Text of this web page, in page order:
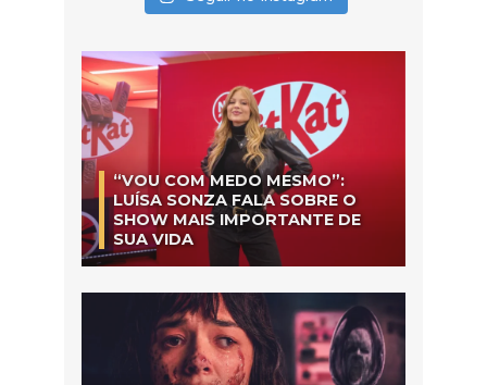
“VOU COM MEDO MESMO”:
LUÍSA SONZA FALA SOBRE O
SHOW MAIS IMPORTANTE DE
SUA VIDA